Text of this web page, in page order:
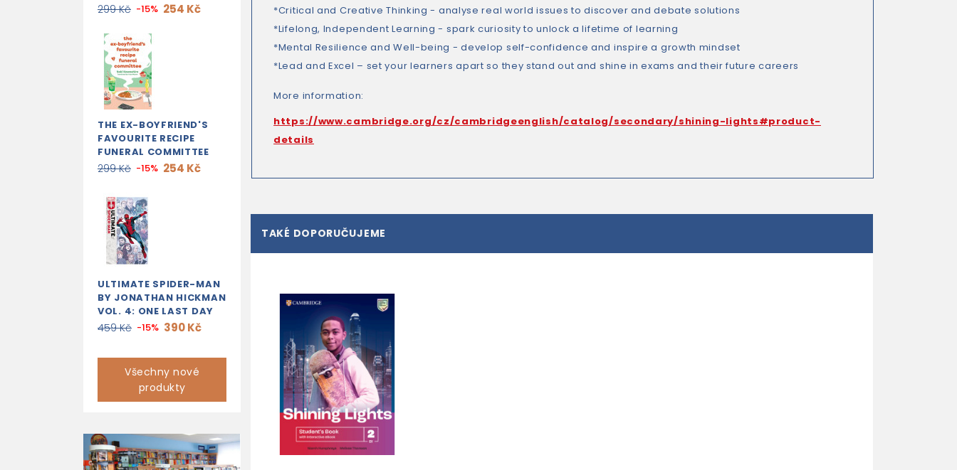
299 Kč -15% 254 Kč
THE EX-BOYFRIEND'S
FAVOURITE RECIPE
FUNERAL COMMITTEE
299 Kč -15% 254 Kč
ULTIMATE SPIDER-MAN
BY JONATHAN HICKMAN
VOL. 4: ONE LAST DAY
459 Kč -15% 390 Kč
Všechny nové
produkty
*Critical and Creative Thinking - analyse real world issues to discover and debate solutions
*Lifelong, Independent Learning - spark curiosity to unlock a lifetime of learning
*Mental Resilience and Well-being - develop self-confidence and inspire a growth mindset
*Lead and Excel – set your learners apart so they stand out and shine in exams and their future careers
More information:
https://www.cambridge.org/cz/cambridgeenglish/catalog/secondary/shining-lights#product-
details
TAKÉ DOPORUČUJEME